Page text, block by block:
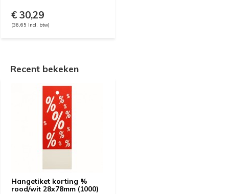
€ 30,29
(36,65 Incl. btw)
Recent bekeken
Hangetiket korting %
rood/wit 28x78mm (1000)